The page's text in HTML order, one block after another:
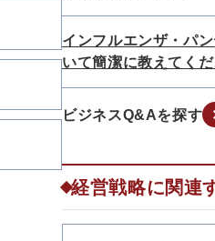
インフルエンザ・パ
いて簡潔に教えてくだ
ビジネスQ&Aを探す
経営戦略に関連